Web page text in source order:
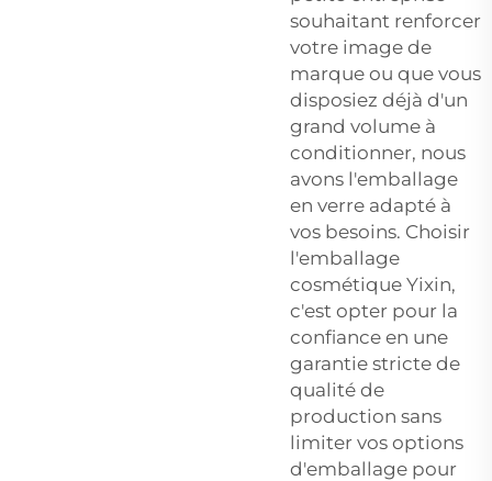
souhaitant renforcer
votre image de
marque ou que vous
disposiez déjà d'un
grand volume à
conditionner, nous
avons l'emballage
en verre adapté à
vos besoins. Choisir
l'emballage
cosmétique Yixin,
c'est opter pour la
confiance en une
garantie stricte de
qualité de
production sans
limiter vos options
d'emballage pour